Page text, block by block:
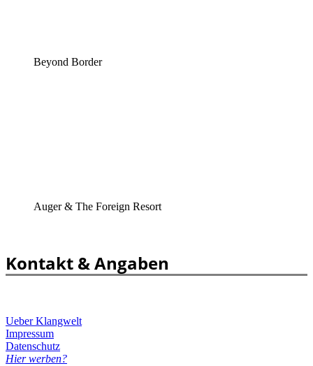
Beyond Border
Auger & The Foreign Resort
Kontakt & Angaben
Ueber Klangwelt
Impressum
Datenschutz
Hier werben?